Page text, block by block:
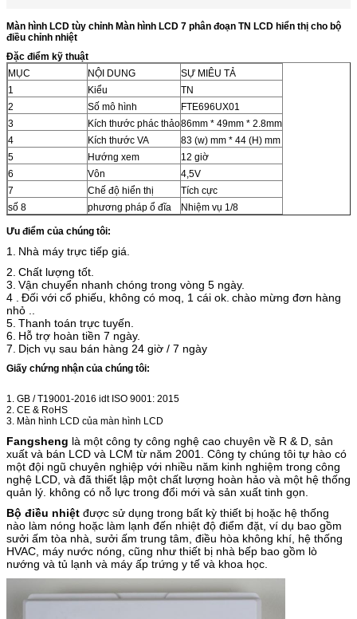
Màn hình LCD tùy chỉnh Màn hình LCD 7 phân đoạn TN LCD hiển thị cho bộ
điều chỉnh nhiệt
Đặc điểm kỹ thuật
MỤC
NỘI DUNG
SỰ MIÊU TẢ
1
Kiểu
TN
2
Số mô hình
FTE696UX01
3
Kích thước phác thảo86mm * 49mm * 2.8mm
4
Kích thước VA
83 (w) mm * 44 (H) mm
5
Hướng xem
12 giờ
6
Vôn
4,5V
7
Chế độ hiển thị
Tích cực
số 8
phương pháp ổ đĩa Nhiệm vụ 1/8
Ưu điểm của chúng tôi:
1.
Nhà máy trực tiếp giá.
2. Chất lượng tốt.
3. Vận chuyển nhanh chóng trong vòng 5 ngày.
4 .
Đối với cổ phiếu, không có moq, 1 cái ok. chào mừng đơn hàng
nhỏ ..
5. Thanh toán trực tuyến.
6. Hỗ trợ hoàn tiền 7 ngày.
7. Dịch vụ sau bán hàng 24 giờ / 7 ngày
Giấy chứng nhận của chúng tôi:
1. GB / T19001-2016 idt ISO 9001: 2015
2. CE & RoHS
3. Màn hình LCD của màn hình LCD
Fangsheng là một công ty công nghệ cao chuyên về R & D, sản
xuất và bán LCD và LCM từ năm 2001. Công ty chúng tôi tự hào có
một đội ngũ chuyên nghiệp với nhiều năm kinh nghiệm trong công
nghệ LCD, và đã thiết lập một chất lượng hoàn hảo và một hệ thống
quản lý. không có nỗ lực trong đổi mới và sản xuất tinh gọn.
Bộ điều nhiệt được sử dụng trong bất kỳ thiết bị hoặc hệ thống
nào làm nóng hoặc làm lạnh đến nhiệt độ điểm đặt, ví dụ bao gồm
sưởi ấm tòa nhà, sưởi ấm trung tâm, điều hòa không khí, hệ thống
HVAC, máy nước nóng, cũng như thiết bị nhà bếp bao gồm lò
nướng và tủ lạnh và máy ấp trứng y tế và khoa học.